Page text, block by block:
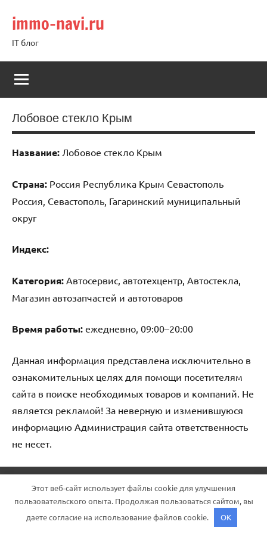
содержимому
immo-navi.ru
IT блог
Лобовое стекло Крым
Название: Лобовое стекло Крым
Страна: Россия Республика Крым Севастополь
Россия, Севастополь, Гагаринский муниципальный
округ
Индекс:
Категория: Автосервис, автотехцентр, Автостекла,
Магазин автозапчастей и автотоваров
Время работы: ежедневно, 09:00–20:00
Данная информация представлена исключительно в
ознакомительных целях для помощи посетителям
сайта в поиске необходимых товаров и компаний. Не
является рекламой! За неверную и изменившуюся
информацию Администрация сайта ответственность
не несет.
Этот веб-сайт использует файлы cookie для улучшения
пользовательского опыта. Продолжая пользоваться сайтом, вы
даете согласие на использование файлов cookie.
OK